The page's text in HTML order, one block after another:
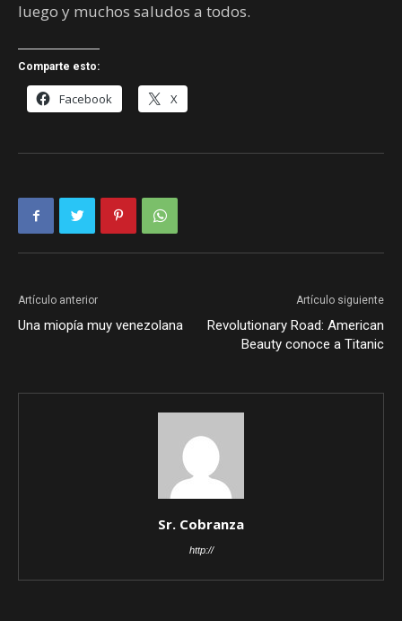
luego y muchos saludos a todos.
Comparte esto:
Facebook X
Artículo anterior
Una miopía muy venezolana
Artículo siguiente
Revolutionary Road: American
Beauty conoce a Titanic
Sr. Cobranza
http://